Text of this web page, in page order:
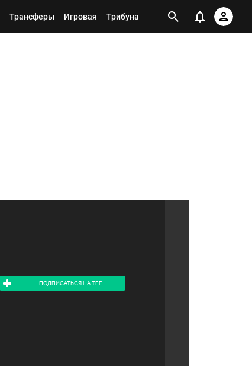
Трансферы Игровая Трибуна
ПОДПИСАТЬСЯ НА ТЕГ